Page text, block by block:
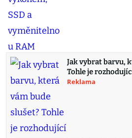
Jak vybrat barvu,
Tohle je
Reklama